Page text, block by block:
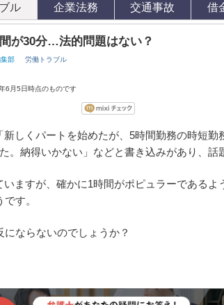
ル 企業法務 交通事故 借
が30分…法的問題はない？
部
労働トラブル
6月5日時点のものです
しくパートを始めたが、5時間勤務の時短勤
。納得いかない」などと書き込みがあり、話
ますが、確かに1時間がポピュラーであるよ
す。
ならないのでしょうか？